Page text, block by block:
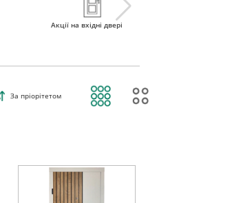
Акції на вхідні двері
За пріорітетом